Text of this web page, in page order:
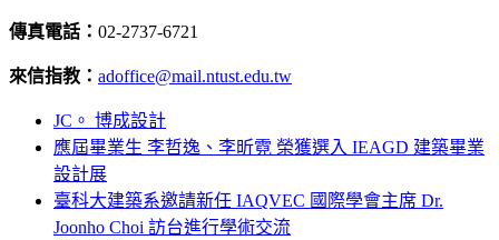
傳真電話： 02-2737-6721
來信指教： adoffice@mail.ntust.edu.tw
JC。 博成設計
應屆畢業生 李哲逸、李昕霓 榮獲選入 IEAGD 建築畢業
設計展
臺科大建築系邀請新任 IAQVEC 國際學會主席 Dr.
Joonho Choi 訪台進行學術交流